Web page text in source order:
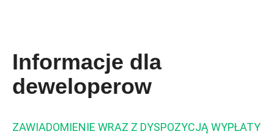
Informacje dla
deweloperow
ZAWIADOMIENIE WRAZ Z DYSPOZYCJĄ WYPŁATY